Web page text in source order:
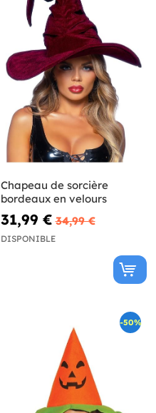
Chapeau de sorcière
bordeaux en velours
31,99 € 34,99 €
DISPONIBLE
-50%